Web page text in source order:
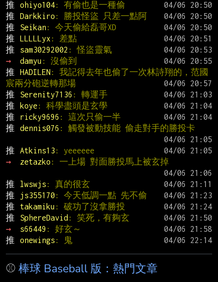
推
ohiyo104: 有偷也是一種偷
推
Darkkiro : 勝投怪盜 只差一點阿
推
Seikan: 今天偷給磊哥XD
推
LLLLLyx : 差點
推
sam30292002 : 怪盜靈氣
→
damyu : 沒偷到
推
HADILEN: 我記得去年也偷了一次林詩翔的，范國
宸兩分砲逆轉那場
推
Serenity7136 : 轉運手
推
koye : 科學盡頭是玄學
推
ricky9696 : 這次只偷一半
推
dennis076 : 觸發被動技能 偷走對手的勝投卡
推
Atkins13 : yeeeeee
→
zetazko : 一上場 對面勝投馬上被玄掉
推
lwswjs : 真的很玄
推
js355170 : 今天低調一點 先不偷
推
takamiku : 破功了沒拿勝投
推
SphereDavid : 笑死，有夠玄
→
s66449 : 好玄～
推
onewings : 鬼
⚾ 棒球 Baseball 版：熱門文章